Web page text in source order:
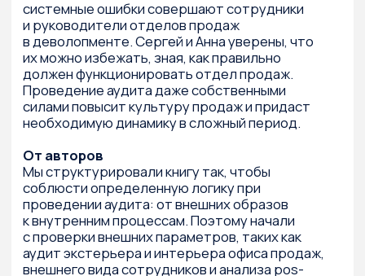
Подробнее
Купить за 359₽
Сергей Разуваев 2011 г.
Конкретно — о том, как во времена
кризиса (!) довольно далеко от Москвы
(!!) российскими маркетологами (!!!)
был реализован очень и очень
успешный маркетинговый проект.
Маркетинг за МКАДом